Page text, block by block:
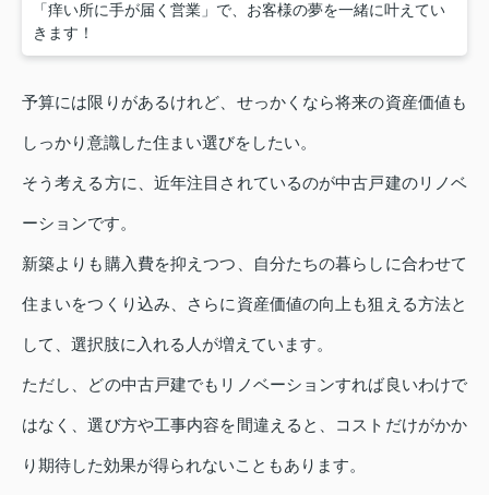
「痒い所に手が届く営業」で、お客様の夢を一緒に叶えてい
きます！
予算には限りがあるけれど、せっかくなら将来の資産価値も
しっかり意識した住まい選びをしたい。
そう考える方に、近年注目されているのが中古戸建のリノベ
ーションです。
新築よりも購入費を抑えつつ、自分たちの暮らしに合わせて
住まいをつくり込み、さらに資産価値の向上も狙える方法と
して、選択肢に入れる人が増えています。
ただし、どの中古戸建でもリノベーションすれば良いわけで
はなく、選び方や工事内容を間違えると、コストだけがかか
り期待した効果が得られないこともあります。